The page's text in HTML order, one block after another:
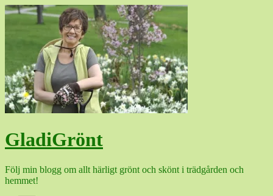
Hoppa
GladiGrönt
Följ min blogg om allt härligt grönt och skönt i trädgården och
hemmet!